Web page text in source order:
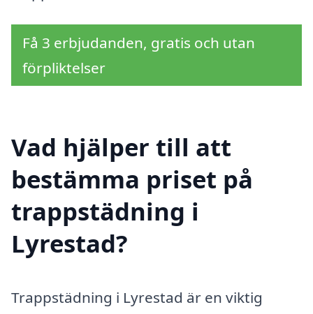
Få 3 erbjudanden, gratis och utan
förpliktelser
Vad hjälper till att
bestämma priset på
trappstädning i
Lyrestad?
Trappstädning i Lyrestad är en viktig